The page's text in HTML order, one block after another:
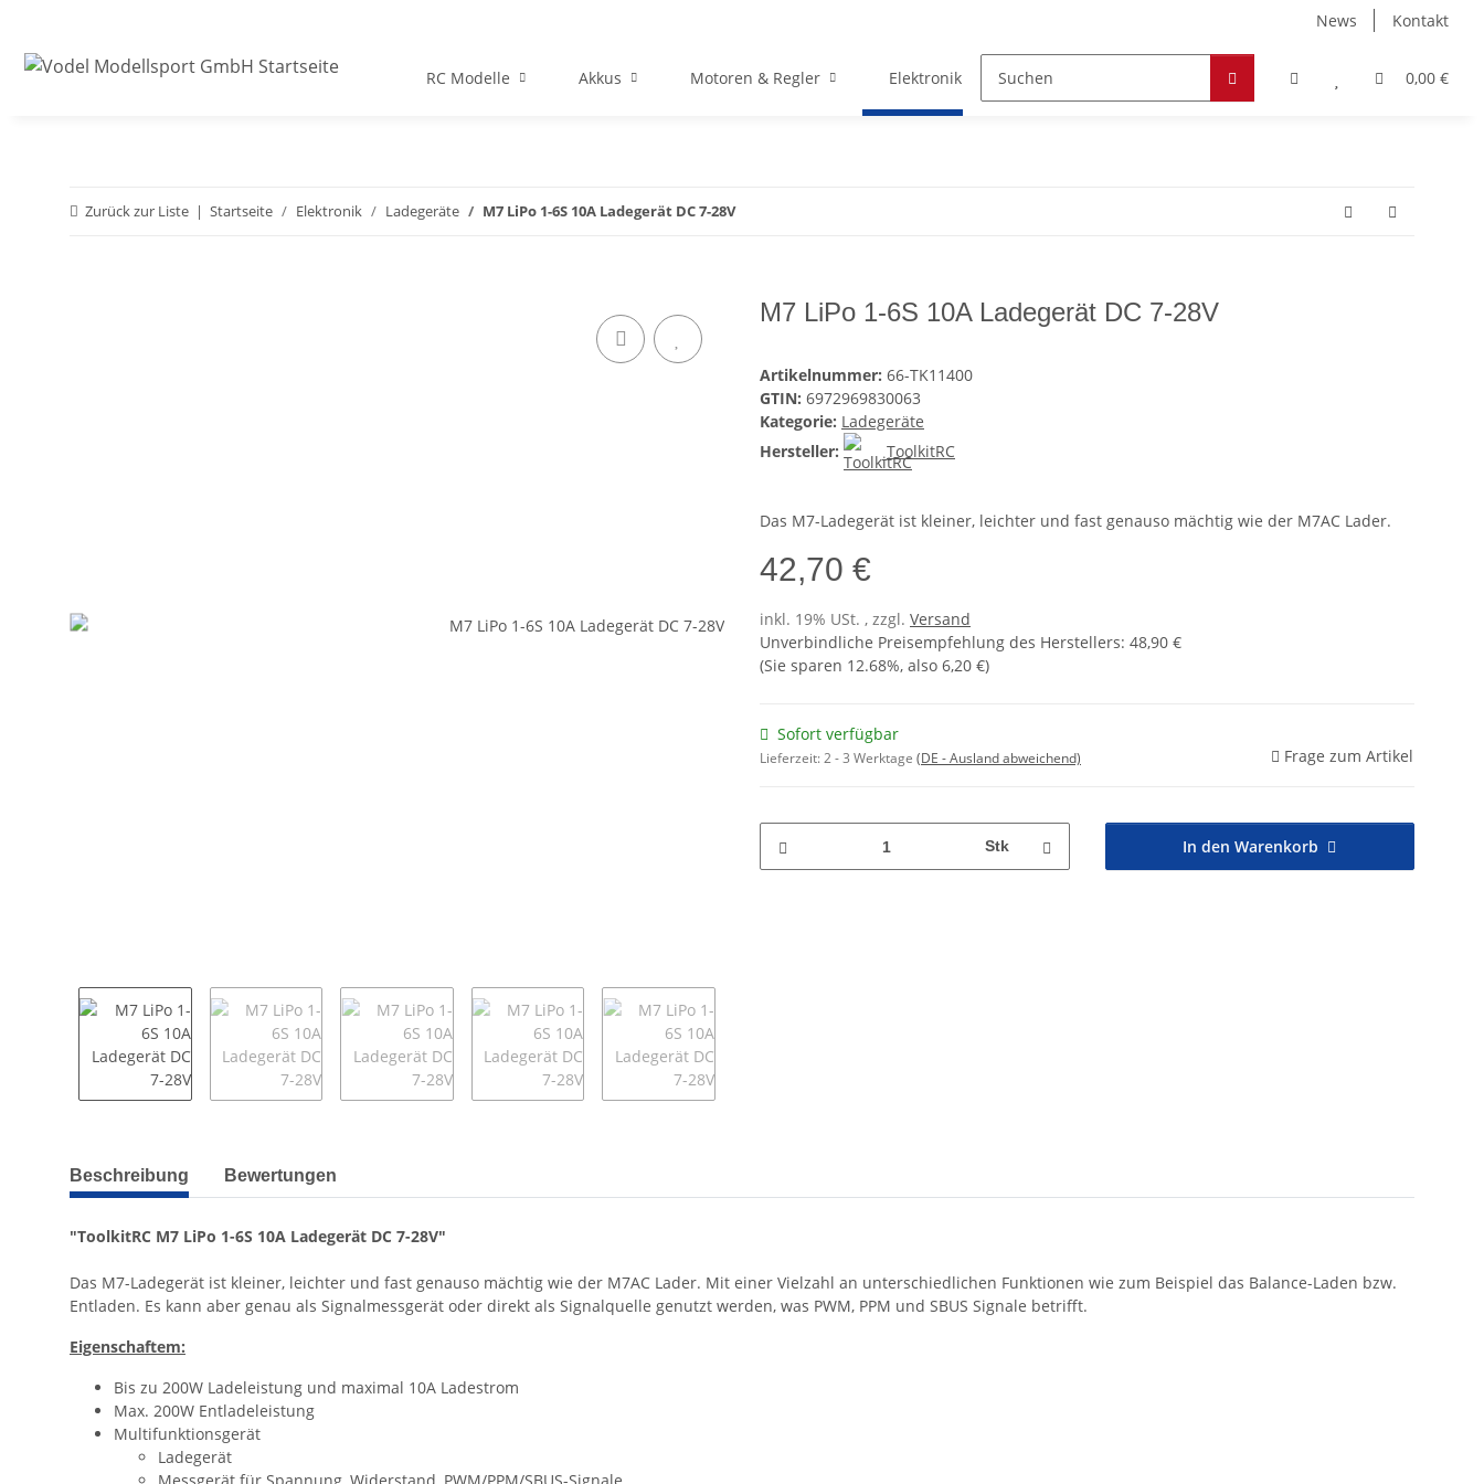
News Kontakt
0,00 €
RC Modelle Akkus Motoren & Regler Elektronik Zubehör Hobby & Freizeit Werkstoffe
Zurück zur Liste Startseite Elektronik Ladegeräte M7 LiPo 1-6S 10A Ladegerät DC 7-28V
M7 LiPo 1-6S 10A Ladegerät DC 7-28V
Artikelnummer: 66-TK11400
GTIN: 6972969830063
Kategorie: Ladegeräte
Hersteller:
ToolkitRC
Das M7-Ladegerät ist kleiner, leichter und fast genauso mächtig wie der M7AC Lader.
42,70 €
inkl. 19% USt. , zzgl. Versand
Unverbindliche Preisempfehlung des Herstellers: 48,90 €
(Sie sparen 12.68%, also 6,20 €)
Sofort verfügbar
Lieferzeit:2 - 3 Werktage (DE - Ausland abweichend) Frage zum Artikel
Stk In den Warenkorb
weitere Registerkarten anzeigen
Beschreibung Bewertungen
"ToolkitRC M7 LiPo 1-6S 10A Ladegerät DC 7-28V"
Das M7-Ladegerät ist kleiner, leichter und fast genauso mächtig wie der M7AC Lader. Mit einer Vielzahl an unterschiedlichen Funktionen wie zum Beispiel das Balance-Laden bzw.
Entladen. Es kann aber genau als Signalmessgerät oder direkt als Signalquelle genutzt werden, was PWM, PPM und SBUS Signale betrifft.
Eigenschaftem:
Bis zu 200W Ladeleistung und maximal 10A Ladestrom
Max. 200W Entladeleistung
Multifunktionsgerät
Ladegerät